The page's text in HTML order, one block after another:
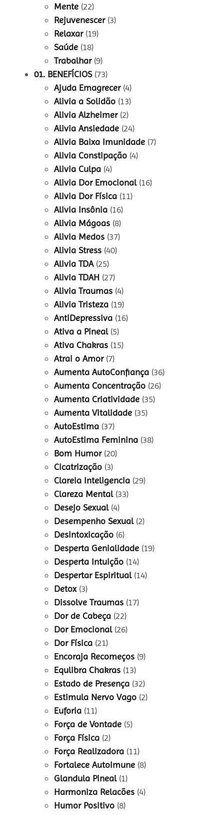
Mente (22)
Rejuvenescer(3)
Relaxar(19)
Saúde (18)
Trabalhar(9)
01. BENEFÍCIOS(73)
Ajuda Emagrecer(4)
Alivia a Solidão (13)
Alivia Alzheimer(2)
Alivia Ansiedade (24)
Alivia Baixa Imunidade (7)
Alivia Constipação (4)
Alivia Culpa (4)
Alivia Dor Emocional(16)
Alivia Dor Física (11)
Alivia Insônia (16)
Alivia Mágoas (8)
Alivia Medos (37)
Alivia Stress (40)
Alivia TDA(25)
Alivia TDAH (27)
Alivia Traumas (4)
Alivia Tristeza (19)
AntiDepressiva (16)
Ativa a Pineal(5)
Ativa Chakras (15)
Atrai o Amor(7)
Aumenta AutoConfiança (36)
Aumenta Concentração (26)
Aumenta Criatividade (35)
Aumenta Vitalidade (35)
AutoEstima (37)
AutoEstima Feminina (38)
Bom Humor(20)
Cicatrização (3)
Clareia Inteligencia (29)
Clareza Mental(33)
Desejo Sexual(4)
Desempenho Sexual(2)
Desintoxicação (6)
Desperta Genialidade (19)
Desperta Intuição (14)
Despertar Espiritual(14)
Detox(3)
Dissolve Traumas (17)
Dor de Cabeça (22)
Dor Emocional(26)
Dor Física (21)
Encoraja Recomeços (9)
Equlibra Chakras (13)
Estado de Presença (32)
Estimula Nervo Vago (2)
Euforia (11)
Força de Vontade (5)
Força Física (2)
Força Realizadora (11)
Fortalece AutoImune (8)
Glandula Pineal(1)
Harmoniza Relacões (4)
Humor Positivo (8)